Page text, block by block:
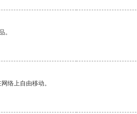
。
络上自由移动。